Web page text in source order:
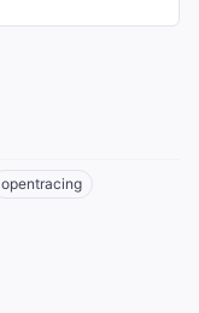
opentracing